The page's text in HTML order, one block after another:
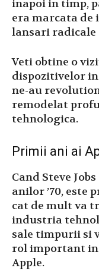
inapoi in timp,
era marcata de
lansari radicale
Veti obtine o
dispozitivelor
ne-au
remodelat
tehnologica.
Primii ani ai
Cand Steve
anilor ’70, este
cat de mult va
industria
sale timpurii si
rol important
Apple.